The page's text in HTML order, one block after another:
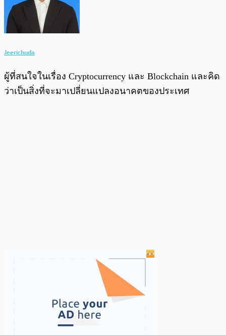
Jeerichuda
ผู้ที่สนใจในเรื่อง Cryptocurrency และ Blockchain และคิด
ว่าเป็นสิ่งที่จะมาเปลี่ยนแปลงอนาคตของประเทศ